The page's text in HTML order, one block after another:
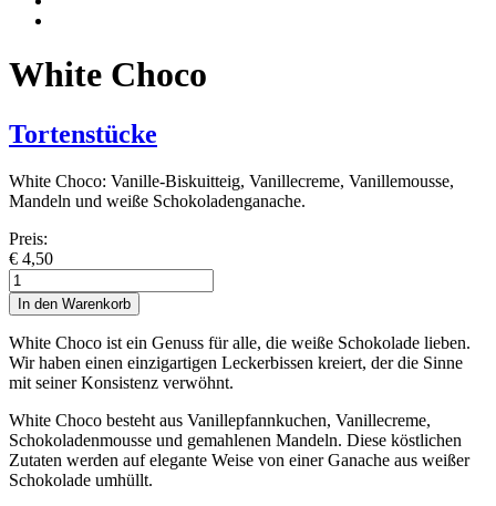
White Choco
Tortenstücke
White Choco: Vanille-Biskuitteig, Vanillecreme, Vanillemousse,
Mandeln und weiße Schokoladenganache.
Preis:
€ 4,50
White
Choco
Menge
In den Warenkorb
White Choco ist ein Genuss für alle, die weiße Schokolade lieben.
Wir haben einen einzigartigen Leckerbissen kreiert, der die Sinne
mit seiner Konsistenz verwöhnt.
White Choco besteht aus Vanillepfannkuchen, Vanillecreme,
Schokoladenmousse und gemahlenen Mandeln. Diese köstlichen
Zutaten werden auf elegante Weise von einer Ganache aus weißer
Schokolade umhüllt.